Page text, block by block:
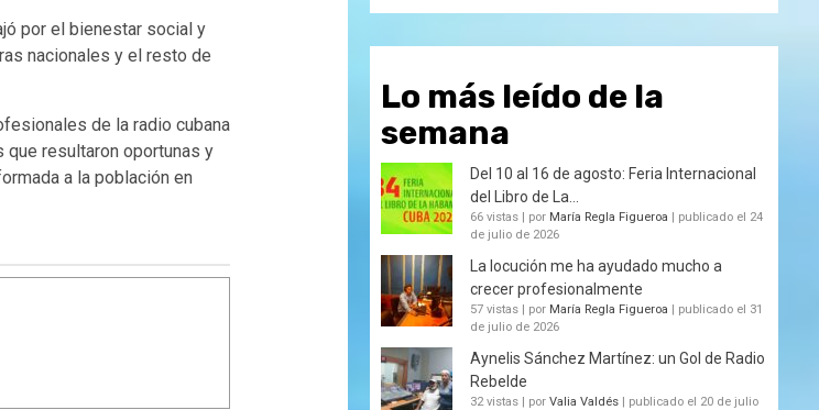
por el bienestar social y
nacionales y el resto de
de la radio cubana
resultaron oportunas y
a la población en
Lo más leído de la
semana
Del 10 al 16 de agosto: Feria Internacional
del Libro de La...
66 vistas | por María Regla Figueroa | publicado el 24
de julio de 2026
La locución me ha ayudado mucho a
crecer profesionalmente
57 vistas | por María Regla Figueroa | publicado el 31
de julio de 2026
Aynelis Sánchez Martínez: un Gol de Radio
Rebelde
32 vistas | por Valia Valdés | publicado el 20 de julio